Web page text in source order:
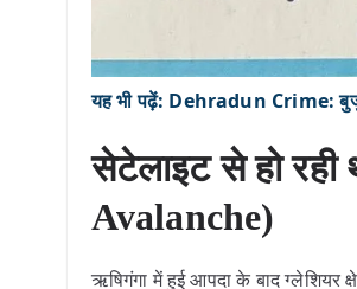
यह भी पढ़ें: Dehradun Crime:
सेटेलाइट से हो रही
Avalanche)
ऋषिगंगा में हुई आपदा के बाद ग्लेशियर